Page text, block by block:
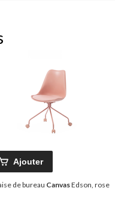
Ajouter
de bureau CanvasEdson, rose